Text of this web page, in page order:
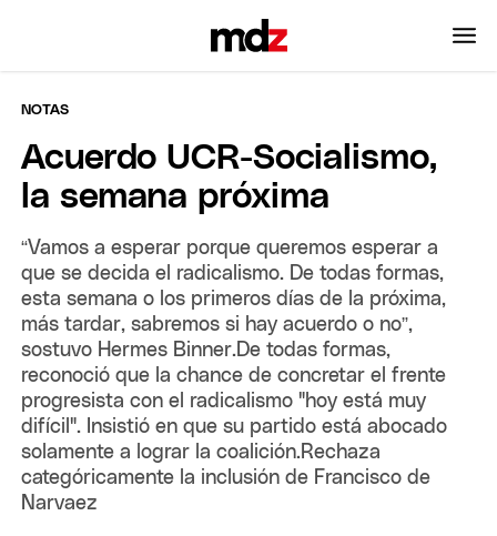
NOTAS
Acuerdo UCR-Socialismo,
la semana próxima
“Vamos a esperar porque queremos esperar a
que se decida el radicalismo. De todas formas,
esta semana o los primeros días de la próxima,
más tardar, sabremos si hay acuerdo o no”,
sostuvo Hermes Binner.De todas formas,
reconoció que la chance de concretar el frente
progresista con el radicalismo "hoy está muy
difícil". Insistió en que su partido está abocado
solamente a lograr la coalición.Rechaza
categóricamente la inclusión de Francisco de
Narvaez